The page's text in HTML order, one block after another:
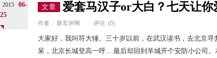
2015
06-
25
文章 爱套马汉子or大白？七天让你
作者： 新车评网 评论 (0)
大家好，我叫符大锤。三十岁以前，在武汉读书，去北京
呆，北京长城登高一呼....最后却回到羊城开个安防小公司